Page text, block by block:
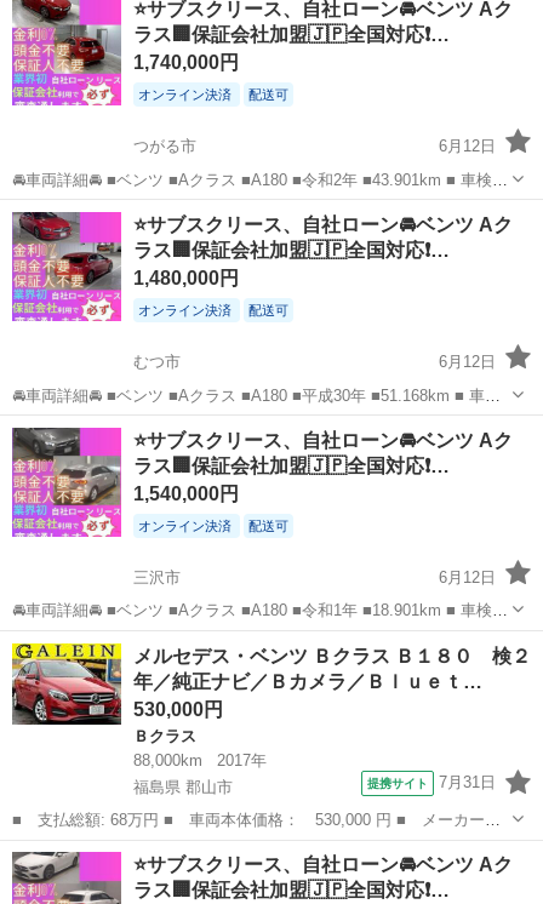
ン ■ グレード名： Ｃ２００ステーションワゴン アバンギャル
ド ＨＤＤナビ...
⭐️サブスクリース、自社ローン🚘️ベンツ Aク
ラス🏢保証会社加盟🇯🇵全国対応❗…
1,740,000円
オンライン決済 配送可
つがる市
6月12日
🚘車両詳細🚘 ■ベンツ ■Aクラス ■A180 ■令和2年 ■43.901km ■ 車検2
年付 ■月々30.000円 🚙車両装備🚙 ■ナビ ■TV ■バックカメラ ■ドライ
ブレコーダー ■プッシュスタート ■ETC 他 ...
青森 つがる市 ベンツ（メルセデス）
⭐️サブスクリース、自社ローン🚘️ベンツ Aク
ラス🏢保証会社加盟🇯🇵全国対応❗…
1,480,000円
オンライン決済 配送可
むつ市
6月12日
🚘車両詳細🚘 ■ベンツ ■Aクラス ■A180 ■平成30年 ■51.168km ■ 車検2
年付 ■月々30.000円 🚙車両装備🚙 ■ナビ ■TV ■バックカメラ ■ドライ
ブレコーダー ■プッシュスタート ■ETC 他...
青森 むつ市 ベンツ（メルセデス）
⭐️サブスクリース、自社ローン🚘️ベンツ Aク
ラス🏢保証会社加盟🇯🇵全国対応❗…
1,540,000円
オンライン決済 配送可
三沢市
6月12日
🚘車両詳細🚘 ■ベンツ ■Aクラス ■A180 ■令和1年 ■18.901km ■ 車検2
年付 ■月々30.000円 🚙車両装備🚙 ■ナビ ■TV ■バックカメラ ■ドライ
ブレコーダー ■プッシュスタート ■ETC 他 ...
青森 三沢市 ベンツ（メルセデス）
メルセデス・ベンツ Ｂクラス Ｂ１８０ 検２
年／純正ナビ／Ｂカメラ／Ｂｌｕｅｔ…
530,000円
Ｂクラス
88,000km
2017年
福島県 郡山市
提携サイト 7月31日
■ 支払総額: 68万円 ■ 車両本体価格： 530,000 円 ■ メーカー
名： メルセデス・ベンツ ■ 車種名： Ｂクラス ■ グレード
名： Ｂ１８０ 検２年／純正ナビ／Ｂカメラ／Ｂｌｕｅｔｏｏｔｈ
／セーフティーＰＫＧ...
福島 郡山市 Ｂクラス
⭐️サブスクリース、自社ローン🚘️ベンツ Aク
ラス🏢保証会社加盟🇯🇵全国対応❗…